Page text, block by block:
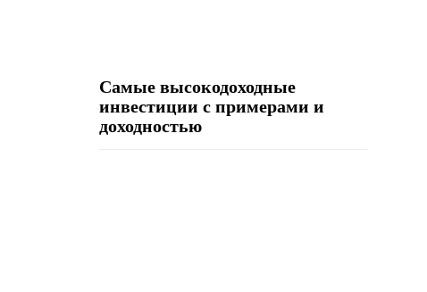
Самые высокодоходные
инвестиции с примерами и
доходностью